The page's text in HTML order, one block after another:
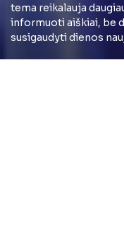
tema reikalauja
informuoti aiškiai, be
susigaudyti dienos